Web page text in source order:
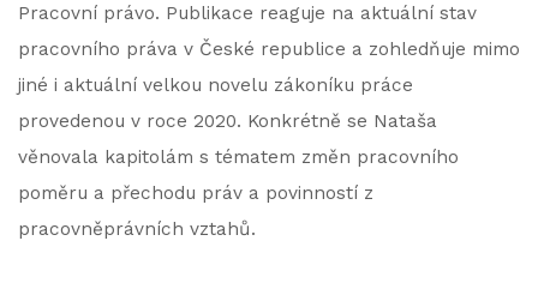
Pracovní právo. Publikace reaguje na aktuální stav
pracovního práva v České republice a zohledňuje mimo
jiné i aktuální velkou novelu zákoníku práce
provedenou v roce 2020. Konkrétně se Nataša
věnovala kapitolám s tématem změn pracovního
poměru a přechodu práv a povinností z
pracovněprávních vztahů.